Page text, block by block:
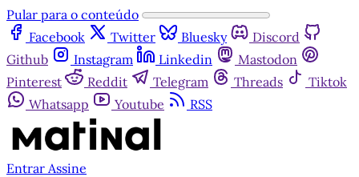
Pular para o conteúdo
Facebook
Twitter Bluesky
Discord
Github
Instagram Linkedin
Mastodon
Pinterest
Reddit Telegram Threads
Tiktok
Whatsapp
Youtube RSS
Entrar Assine